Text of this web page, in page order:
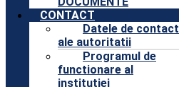
CONTACT
Datele de contact
ale autoritatii
Programul de
functionare al
institutiei